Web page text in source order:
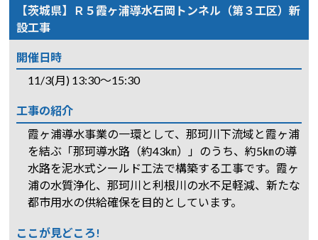
【茨城県】Ｒ５霞ヶ浦導水石岡トンネル（第３工区）新
設工事
開催日時
11/3(月) 13:30～15:30
工事の紹介
霞ヶ浦導水事業の一環として、那珂川下流域と霞ヶ浦
を結ぶ「那珂導水路（約43㎞）」のうち、約5㎞の導
水路を泥水式シールド工法で構築する工事です。霞ヶ
浦の水質浄化、那珂川と利根川の水不足軽減、新たな
都市用水の供給確保を目的としています。
ここが見どころ!